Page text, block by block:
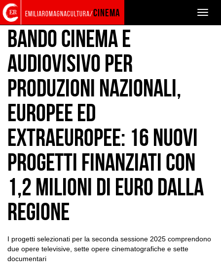
Torna
alla
home
page
Cerca
nel
sito
Salta
ai
contenuti
Salta
al
menu
principale
Toggle
emiliaromagnacultura/cinema
EVENTS AND NEWS NEWS
Bando cinema e
audiovisivo per
produzioni nazionali,
europee ed
extraeuropee: 16 nuovi
progetti finanziati con
1,2 milioni di euro dalla
Regione
I progetti selezionati per la seconda sessione 2025 comprendono
due opere televisive, sette opere cinematografiche e sette
documentari